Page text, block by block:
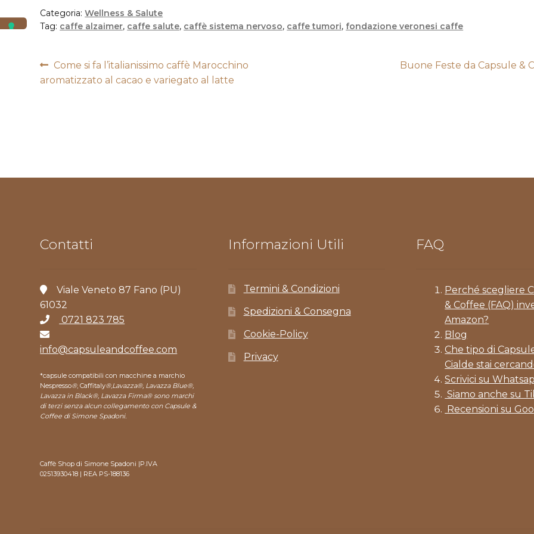
Categoria:Wellness & Salute
Tag: caffe alzaimer, caffe salute, caffè sistema nervoso, caffe tumori, fondazione veronesi caffe
Navigazione
articoli
Articolo
precedente:
Come si fa l’italianissimo caffè Marocchino
aromatizzato al cacao e variegato al latte
Articolo
Buone Feste da Capsule &
Contatti
Viale Veneto 87 Fano (PU)
61032
0721 823 785
info@capsuleandcoffee.com
*capsule compatibili con macchine a marchio
Nespresso®, Caffitaly®,Lavazza®, Lavazza Blue®,
Lavazza in Black®, Lavazza Firma® sono marchi
di terzi senza alcun collegamento con Capsule &
Coffee di Simone Spadoni.
Caffè Shop di Simone Spadoni |P.IVA
02513930418 | REA PS-188136
Informazioni Utili
Termini & Condizioni
Spedizioni & Consegna
Cookie-Policy
Privacy
FAQ
Perché scegliere
& Coffee (FAQ)
Amazon?
Blog
Che tipo di
Cialde stai
Scrivici su
Siamo anche su
Recensioni su